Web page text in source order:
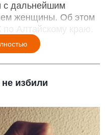
с дальнейшим
женщины. Об этом
Алтайскому краю.
избили